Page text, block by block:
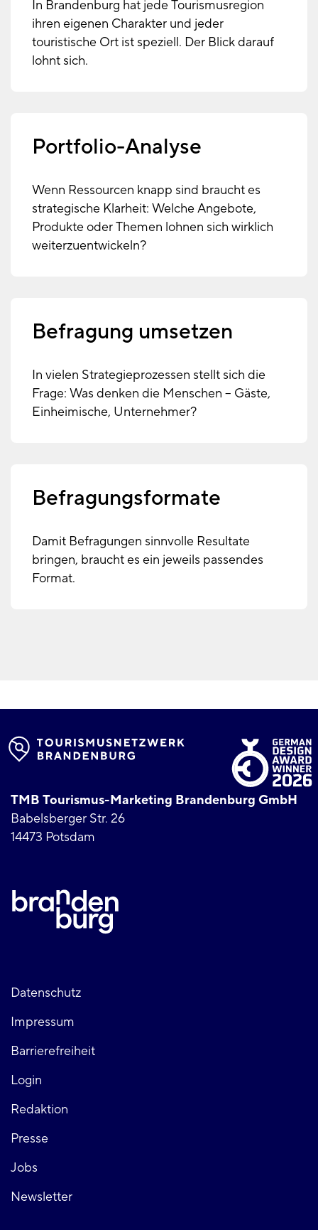
In Brandenburg hat jede Tourismusregion
ihren eigenen Charakter und jeder
touristische Ort ist speziell. Der Blick darauf
lohnt sich.
Portfolio-Analyse
Wenn Ressourcen knapp sind braucht es
strategische Klarheit: Welche Angebote,
Produkte oder Themen lohnen sich wirklich
weiterzuentwickeln?
Befragung umsetzen
In vielen Strategieprozessen stellt sich die
Frage: Was denken die Menschen – Gäste,
Einheimische, Unternehmer?
Befragungsformate
Damit Befragungen sinnvolle Resultate
bringen, braucht es ein jeweils passendes
Format.
TMB Tourismus-Marketing Brandenburg GmbH
Babelsberger Str. 26
14473 Potsdam
Fußzeile
links
Datenschutz
Impressum
Barrierefreiheit
Login
Fußzeile
rechts
Redaktion
Presse
Jobs
Newsletter